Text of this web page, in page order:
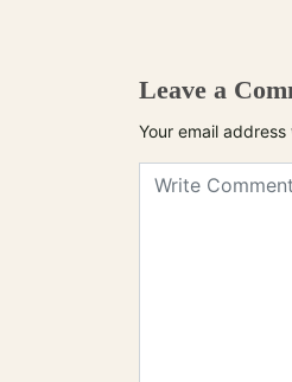
Leave a
Your email